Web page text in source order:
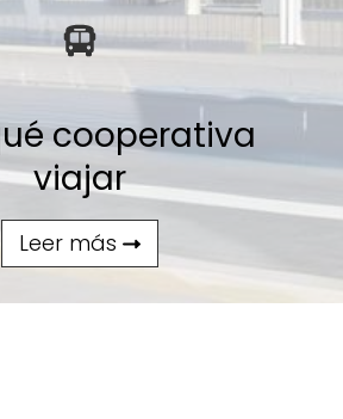
cooperativa
viajar
Leer más